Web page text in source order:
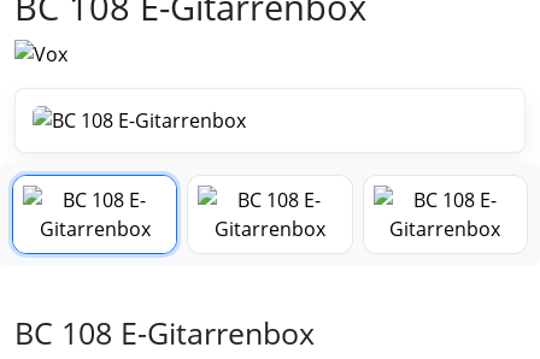
BC 108 E-Gitarrenbox